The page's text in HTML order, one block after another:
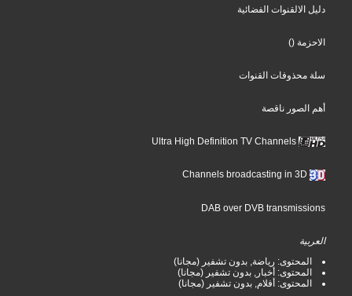
دليل الالقنوات الفضائية
الاحزمة ()
سلة محذوفات القنوات
أهم الصور ناقصة
Ultra High Definition TV Channels
DAB over DVB transmissions
العربية
المحتوى: رياضة, بدون تشفير (مجانا)
المحتوى: أخبار, بدون تشفير (مجانا)
المحتوى: أفلام, بدون تشفير (مجانا)